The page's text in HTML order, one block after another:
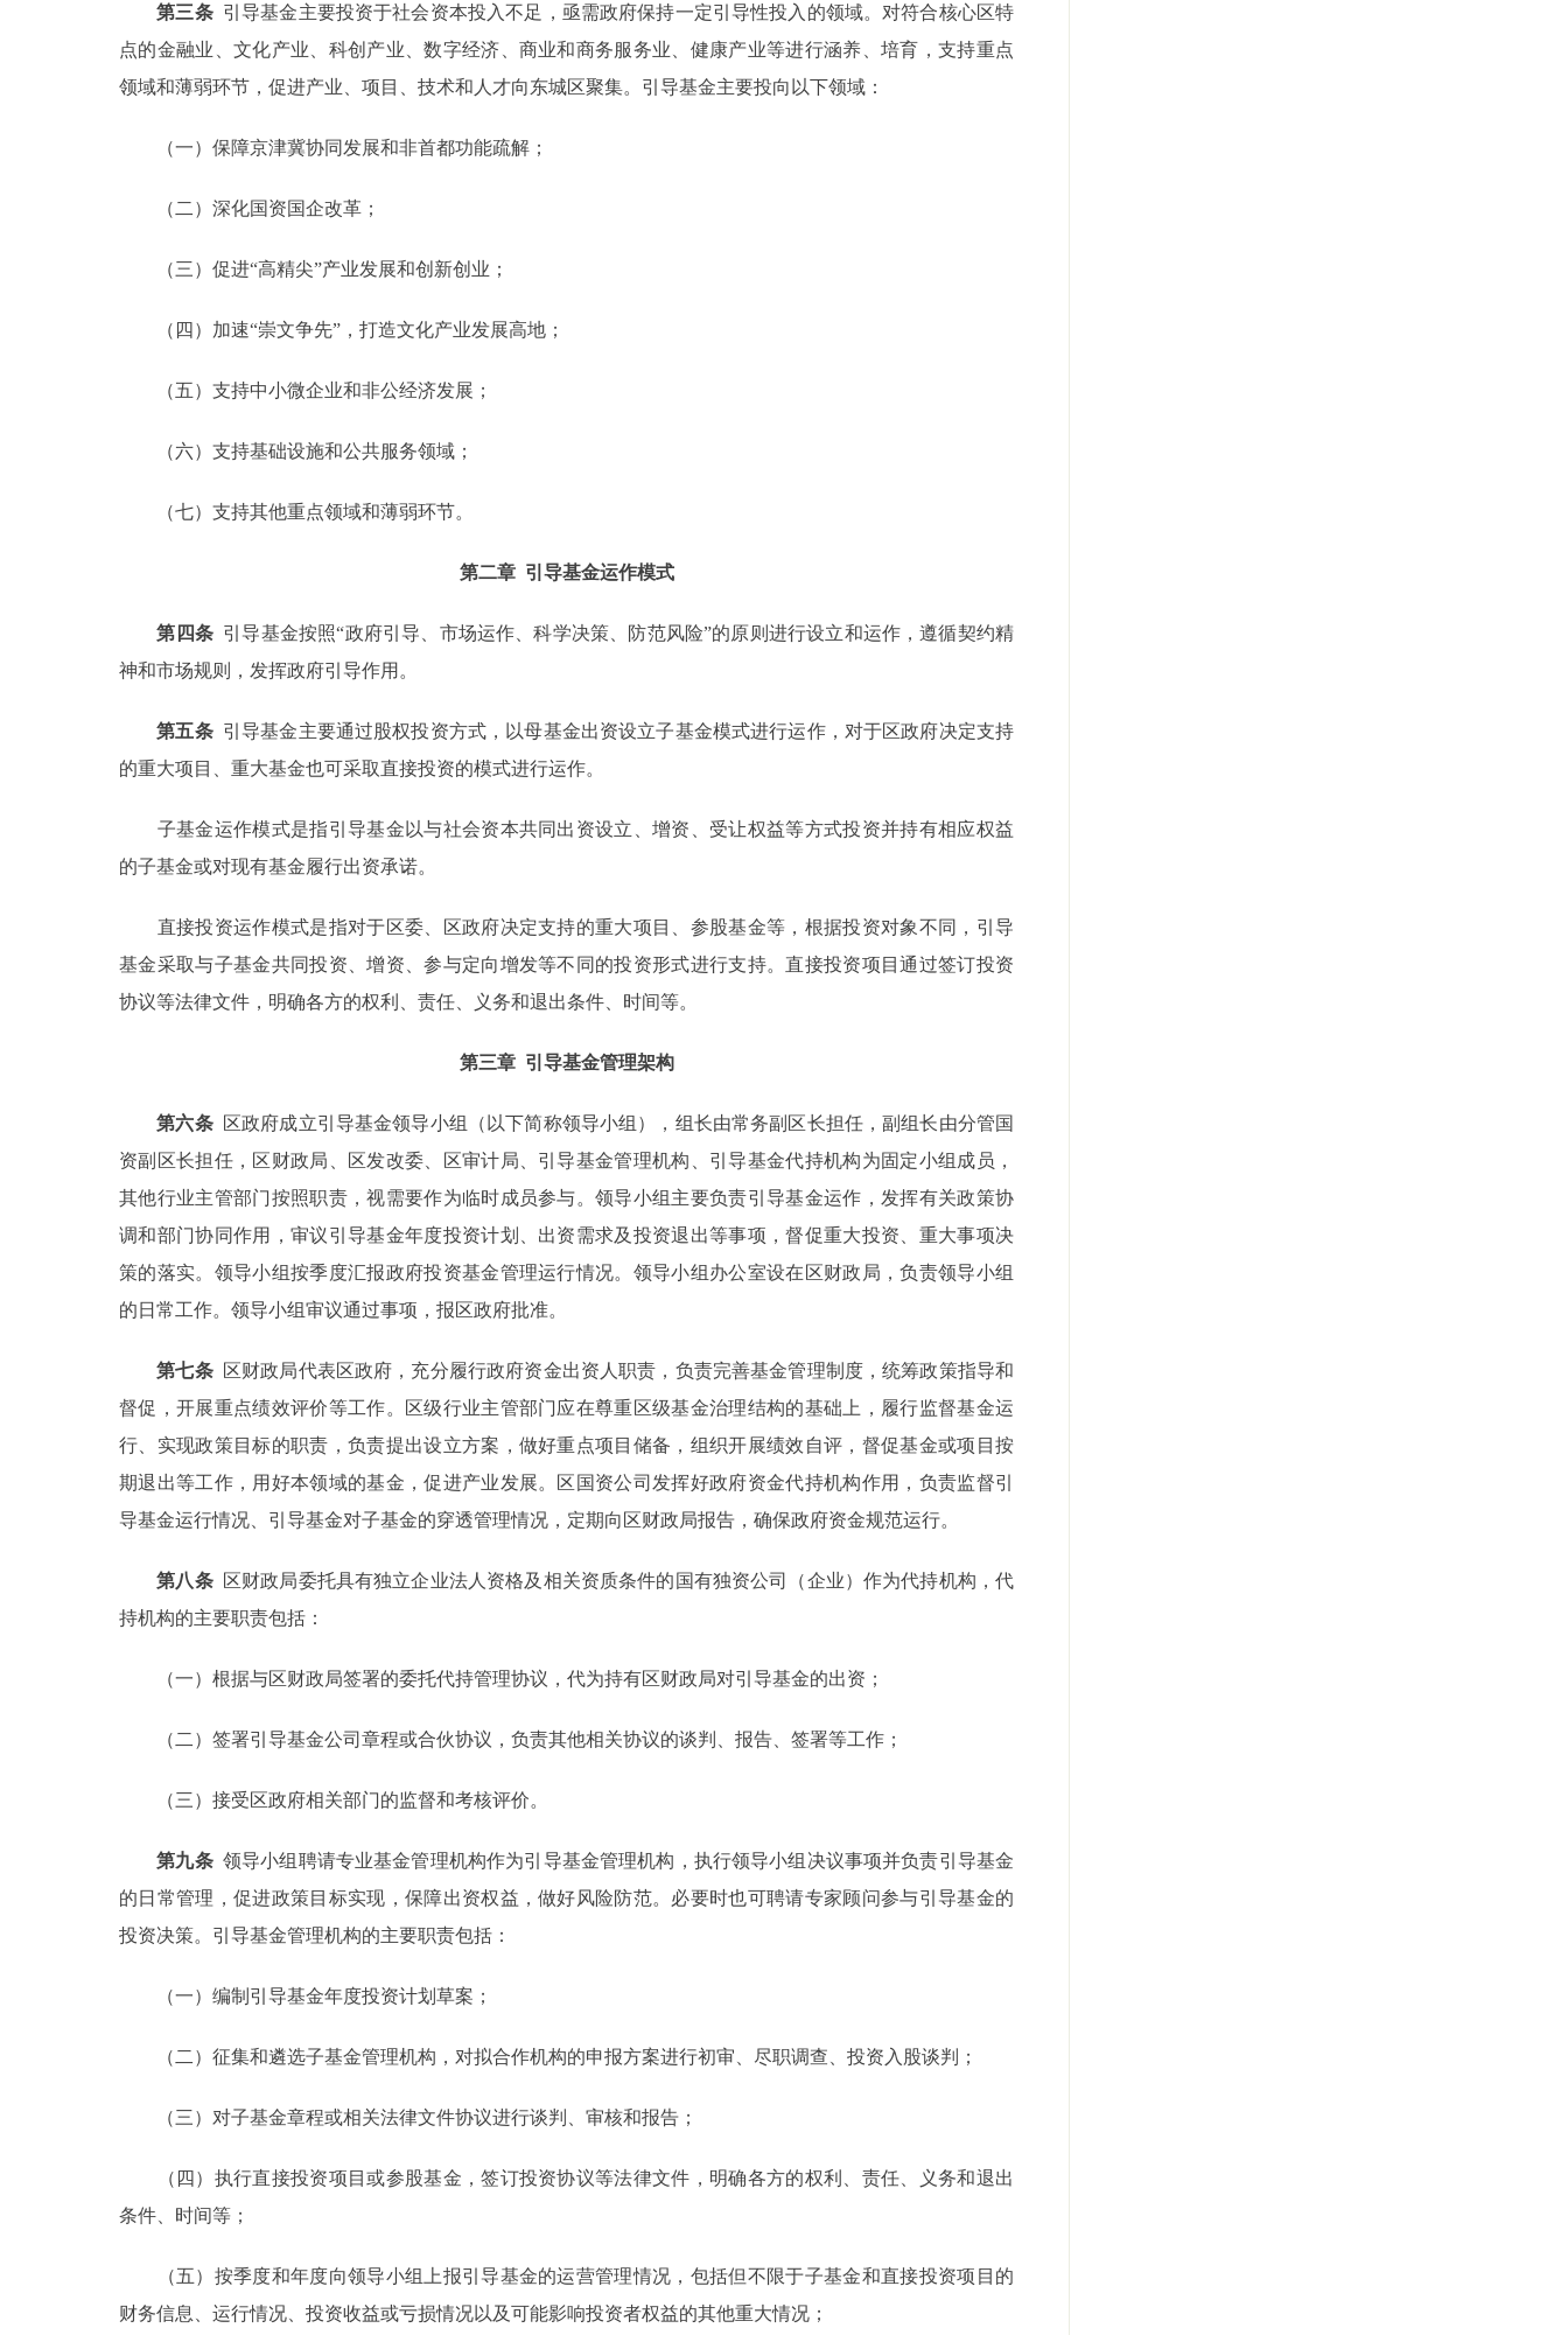
第三条引导基金主要投资于社会资本投入不足，亟需政府保持一定引导性投入的领域。对符合核心区特
点的金融业、文化产业、科创产业、数字经济、商业和商务服务业、健康产业等进行涵养、培育，支持重点
领域和薄弱环节，促进产业、项目、技术和人才向东城区聚集。引导基金主要投向以下领域：
（一）保障京津冀协同发展和非首都功能疏解；
（二）深化国资国企改革；
（三）促进“高精尖”产业发展和创新创业；
（四）加速“崇文争先”，打造文化产业发展高地；
（五）支持中小微企业和非公经济发展；
（六）支持基础设施和公共服务领域；
（七）支持其他重点领域和薄弱环节。
第二章 引导基金运作模式
第四条引导基金按照“政府引导、市场运作、科学决策、防范风险”的原则进行设立和运作，遵循契约精
神和市场规则，发挥政府引导作用。
第五条引导基金主要通过股权投资方式，以母基金出资设立子基金模式进行运作，对于区政府决定支持
的重大项目、重大基金也可采取直接投资的模式进行运作。
子基金运作模式是指引导基金以与社会资本共同出资设立、增资、受让权益等方式投资并持有相应权益
的子基金或对现有基金履行出资承诺。
直接投资运作模式是指对于区委、区政府决定支持的重大项目、参股基金等，根据投资对象不同，引导
基金采取与子基金共同投资、增资、参与定向增发等不同的投资形式进行支持。直接投资项目通过签订投资
协议等法律文件，明确各方的权利、责任、义务和退出条件、时间等。
第三章 引导基金管理架构
第六条区政府成立引导基金领导小组（以下简称领导小组），组长由常务副区长担任，副组长由分管国
资副区长担任，区财政局、区发改委、区审计局、引导基金管理机构、引导基金代持机构为固定小组成员，
其他行业主管部门按照职责，视需要作为临时成员参与。领导小组主要负责引导基金运作，发挥有关政策协
调和部门协同作用，审议引导基金年度投资计划、出资需求及投资退出等事项，督促重大投资、重大事项决
策的落实。领导小组按季度汇报政府投资基金管理运行情况。领导小组办公室设在区财政局，负责领导小组
的日常工作。领导小组审议通过事项，报区政府批准。
第七条区财政局代表区政府，充分履行政府资金出资人职责，负责完善基金管理制度，统筹政策指导和
督促，开展重点绩效评价等工作。区级行业主管部门应在尊重区级基金治理结构的基础上，履行监督基金运
行、实现政策目标的职责，负责提出设立方案，做好重点项目储备，组织开展绩效自评，督促基金或项目按
期退出等工作，用好本领域的基金，促进产业发展。区国资公司发挥好政府资金代持机构作用，负责监督引
导基金运行情况、引导基金对子基金的穿透管理情况，定期向区财政局报告，确保政府资金规范运行。
第八条区财政局委托具有独立企业法人资格及相关资质条件的国有独资公司（企业）作为代持机构，代
持机构的主要职责包括：
（一）根据与区财政局签署的委托代持管理协议，代为持有区财政局对引导基金的出资；
（二）签署引导基金公司章程或合伙协议，负责其他相关协议的谈判、报告、签署等工作；
（三）接受区政府相关部门的监督和考核评价。
第九条领导小组聘请专业基金管理机构作为引导基金管理机构，执行领导小组决议事项并负责引导基金
的日常管理，促进政策目标实现，保障出资权益，做好风险防范。必要时也可聘请专家顾问参与引导基金的
投资决策。引导基金管理机构的主要职责包括：
（一）编制引导基金年度投资计划草案；
（二）征集和遴选子基金管理机构，对拟合作机构的申报方案进行初审、尽职调查、投资入股谈判；
（三）对子基金章程或相关法律文件协议进行谈判、审核和报告；
（四）执行直接投资项目或参股基金，签订投资协议等法律文件，明确各方的权利、责任、义务和退出
条件、时间等；
（五）按季度和年度向领导小组上报引导基金的运营管理情况，包括但不限于子基金和直接投资项目的
财务信息、运行情况、投资收益或亏损情况以及可能影响投资者权益的其他重大情况；